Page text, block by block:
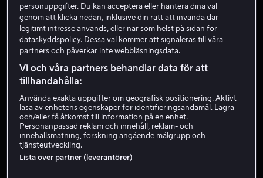
Luciana VanDette
personuppgifter. Du kan acceptera eller hantera dina val
genom att klicka nedan, inklusive din rätt att invända där
legitimt intresse används, eller när som helst på sidan för
dataskyddspolicy. Dessa val kommer att signaleras till våra
partners och påverkar inte webbläsningsdata.
Vi och våra partners behandlar data för att
tillhandahålla:
Använda exakta uppgifter om geografisk positionering. Aktivt
läsa av enhetens egenskaper för identifieringsändamål. Lagra
och/eller få åtkomst till information på en enhet.
Personanpassad reklam och innehåll, reklam- och
innehållsmätning, forskning angående målgrupp och
tjänsteutveckling.
Lista över partner (leverantörer)